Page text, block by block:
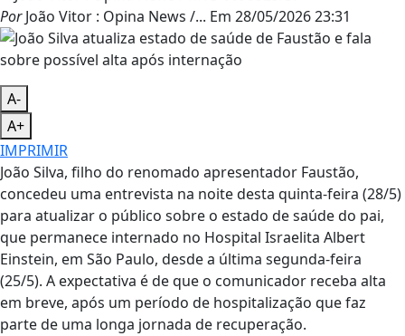
PorJoão Vitor : Opina News /... Em 28/05/2026 23:31
A-
A+
IMPRIMIR
João Silva, filho do renomado apresentador Faustão,
concedeu uma entrevista na noite desta quinta-feira (28/5)
para atualizar o público sobre o estado de saúde do pai,
que permanece internado no Hospital Israelita Albert
Einstein, em São Paulo, desde a última segunda-feira
(25/5). A expectativa é de que o comunicador receba alta
em breve, após um período de hospitalização que faz
parte de uma longa jornada de recuperação.